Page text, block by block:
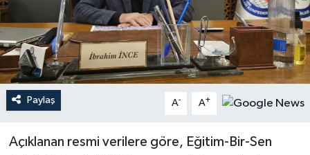
Paylaş A- A+
Açıklanan resmi verilere göre, Eğitim-Bir-Sen